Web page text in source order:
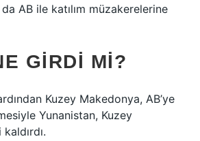
AB ile katılım müzakerelerine
GIRDI MI?
Kuzey Makedonya, AB’ye
Yunanistan, Kuzey